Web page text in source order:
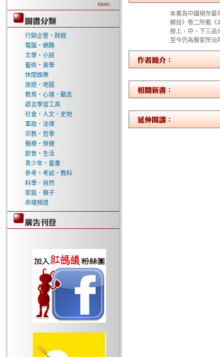
more..
行銷企管‧財經
電腦‧網路
文學‧小說
藝術‧美學
休閒娛樂
旅遊‧地圖
教育‧心理‧勵志
語言學習工具
社會‧人文‧史地
軍政‧法律
宗教‧哲學
醫療‧保健
飲食‧生活
青少年‧童書
參考‧考試‧教科
科學．自然
家庭．親子
命理頻道
本書為中國現存最
綱目》卷二所載《
按上、中、下三品
至今仍為醫家所沿